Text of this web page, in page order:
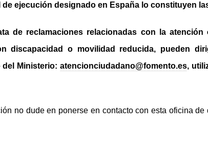
de ejecución designado en España lo constituyen
de reclamaciones relacionadas con la
discapacidad o movilidad reducida, pueden
Ministerio: atencionciudadano@fomento.es,
no dude en ponerse en contacto con esta oficina de